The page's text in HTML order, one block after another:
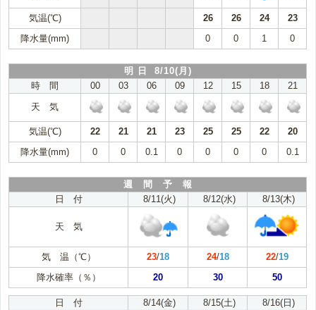
気温(℃) 26 26 24
23
降水量(mm)
0 0 1 0
明 日 8/10(月)
時 間
00 03 06 09 12 15 18
21
天 気
気温(℃) 22 21 21 23 25 25 22
20
降水量(mm)
0 0 0.1 0 0 0 0 0.1
週 間 予 報
日 付
8/11(火) 8/12(水) 8/13(木)
天 気
気 温（℃） 23/18 24/18 22/19
降水確率（％）
20 30 50
日 付 8/14(金) 8/15(土) 8/16(日)